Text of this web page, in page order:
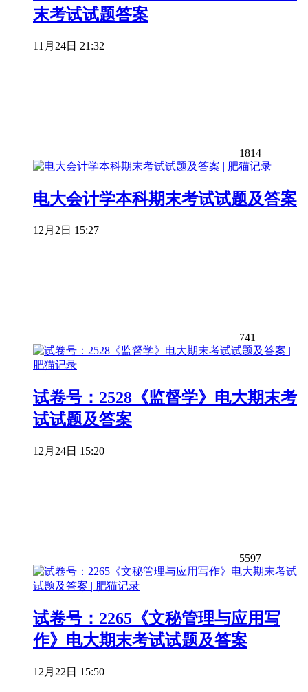
末考试试题答案
11月24日 21:32
1814
电大会计学本科期末考试试题及答案
12月2日 15:27
741
试卷号：2528《监督学》电大期末考
试试题及答案
12月24日 15:20
5597
试卷号：2265《文秘管理与应用写
作》电大期末考试试题及答案
12月22日 15:50